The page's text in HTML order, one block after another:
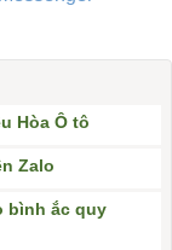
Hòa Ô tô
Zalo
bình ắc quy